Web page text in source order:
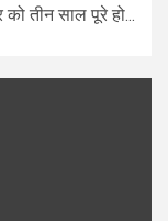
तीन साल पूरे हो...